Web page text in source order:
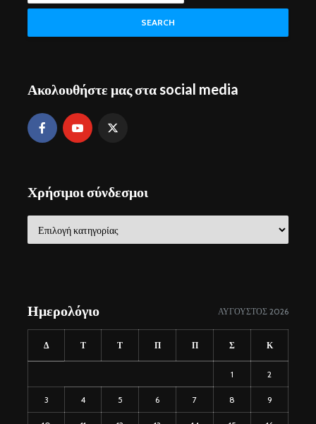
SEARCH
Ακολουθήστε μας στα social media
Χρήσιμοι σύνδεσμοι
σύνδεσμοι
Ημερολόγιο ΑΎΓΟΥΣΤΟΣ 2026
Δ Τ Τ Π Π Σ Κ
1 2
3 4 5 6 7 8 9